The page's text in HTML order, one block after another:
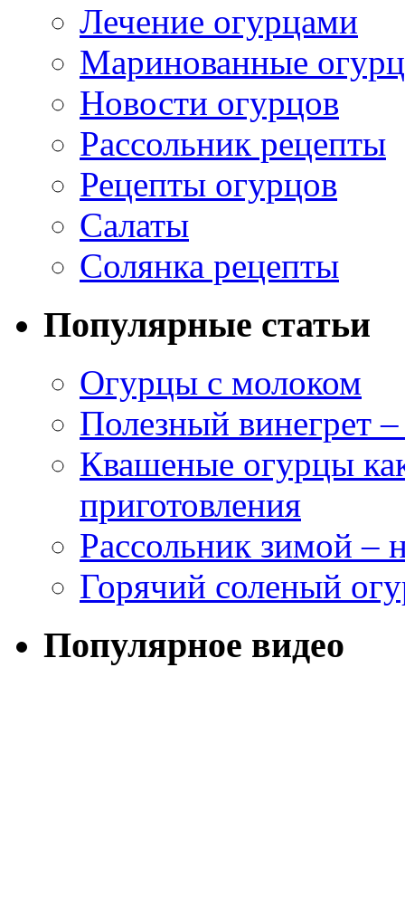
Лечение огурцами
Маринованные
Новости огурцов
Рассольник рецепты
Рецепты огурцов
Салаты
Солянка рецепты
Популярные статьи
Огурцы с молоком
Полезный винегрет
Квашеные огурцы
приготовления
Рассольник зимой –
Горячий соленый
Популярное видео